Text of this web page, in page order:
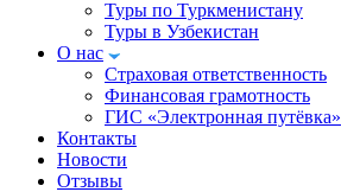
Туры по Туркменистану
Туры в Узбекистан
О нас
Страховая ответственность
Финансовая грамотность
ГИС «Электронная путёвка»
Контакты
Новости
Отзывы